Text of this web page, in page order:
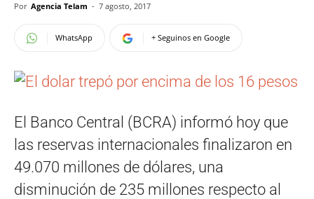
Por Agencia Telam - 7 agosto, 2017
WhatsApp + Seguinos en Google
El Banco Central (BCRA) informó hoy que
las reservas internacionales finalizaron en
49.070 millones de dólares, una
disminución de 235 millones respecto al